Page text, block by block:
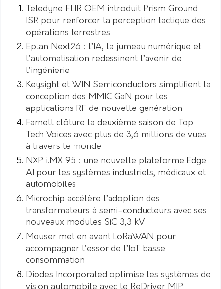
Teledyne FLIR OEM introduit Prism Ground
ISR pour renforcer la perception tactique des
opérations terrestres
Eplan Next26 : l’IA, le jumeau numérique et
l’automatisation redessinent l’avenir de
l’ingénierie
Keysight et WIN Semiconductors simplifient la
conception des MMIC GaN pour les
applications RF de nouvelle génération
Farnell clôture la deuxième saison de Top
Tech Voices avec plus de 3,6 millions de vues
à travers le monde
NXP i.MX 95 : une nouvelle plateforme Edge
AI pour les systèmes industriels, médicaux et
automobiles
Microchip accélère l’adoption des
transformateurs à semi-conducteurs avec ses
nouveaux modules SiC 3,3 kV
Mouser met en avant LoRaWAN pour
accompagner l’essor de l’IoT basse
consommation
Diodes Incorporated optimise les systèmes de
vision automobile avec le ReDriver MIPI